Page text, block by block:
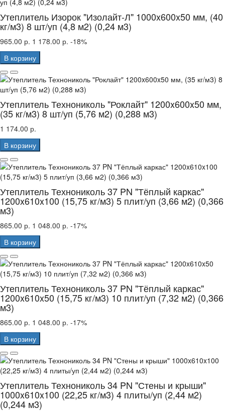
Утеплитель Изорок "Изолайт-Л" 1000x600x50 мм, (40
кг/м3) 8 шт/уп (4,8 м2) (0,24 м3)
965.00 р. 1 178.00 р. -18%
В корзину
Утеплитель Технониколь "Роклайт" 1200x600x50 мм,
(35 кг/м3) 8 шт/уп (5,76 м2) (0,288 м3)
1 174.00 р.
В корзину
Утеплитель Технониколь 37 PN "Тёплый каркас"
1200x610x100 (15,75 кг/м3) 5 плит/уп (3,66 м2) (0,366
м3)
865.00 р. 1 048.00 р. -17%
В корзину
Утеплитель Технониколь 37 PN "Тёплый каркас"
1200x610x50 (15,75 кг/м3) 10 плит/уп (7,32 м2) (0,366
м3)
865.00 р. 1 048.00 р. -17%
В корзину
Утеплитель Технониколь 34 PN "Стены и крыши"
1000x610x100 (22,25 кг/м3) 4 плиты/уп (2,44 м2)
(0,244 м3)